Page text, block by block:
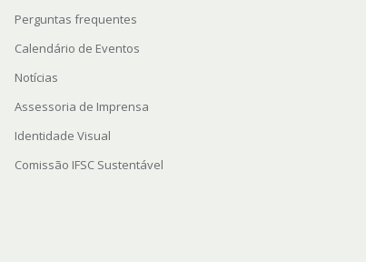
Perguntas frequentes
Calendário de Eventos
Notícias
Assessoria de Imprensa
Identidade Visual
Comissão IFSC Sustentável